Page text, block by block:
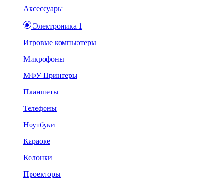
Аксессуары
Электроника 1
Игровые компьютеры
Микрофоны
МФУ Принтеры
Планшеты
Телефоны
Ноутбуки
Караоке
Колонки
Проекторы